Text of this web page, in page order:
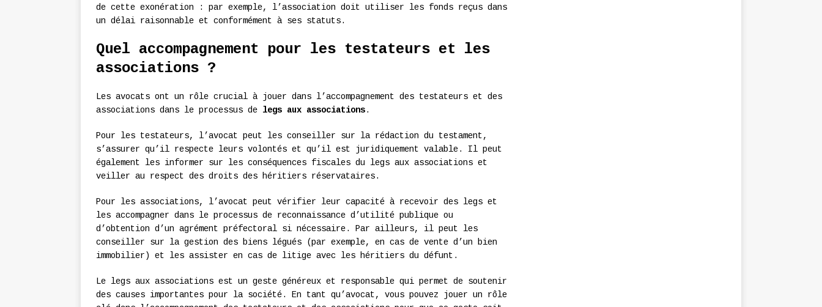
de cette exonération : par exemple, l’association doit utiliser les fonds reçus dans
un délai raisonnable et conformément à ses statuts.
Quel accompagnement pour les testateurs et les
associations ?
Les avocats ont un rôle crucial à jouer dans l’accompagnement des testateurs et des
associations dans le processus de legs aux associations.
Pour les testateurs, l’avocat peut les conseiller sur la rédaction du testament,
s’assurer qu’il respecte leurs volontés et qu’il est juridiquement valable. Il peut
également les informer sur les conséquences fiscales du legs aux associations et
veiller au respect des droits des héritiers réservataires.
Pour les associations, l’avocat peut vérifier leur capacité à recevoir des legs et
les accompagner dans le processus de reconnaissance d’utilité publique ou
d’obtention d’un agrément préfectoral si nécessaire. Par ailleurs, il peut les
conseiller sur la gestion des biens légués (par exemple, en cas de vente d’un bien
immobilier) et les assister en cas de litige avec les héritiers du défunt.
Le legs aux associations est un geste généreux et responsable qui permet de soutenir
des causes importantes pour la société. En tant qu’avocat, vous pouvez jouer un rôle